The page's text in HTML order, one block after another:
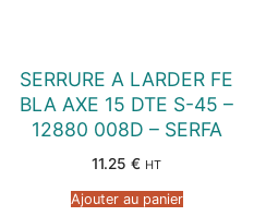
SERRURE A LARDER FE
BLA AXE 15 DTE S-45 –
12880 008D – SERFA
11.25 € HT
Ajouter au panier